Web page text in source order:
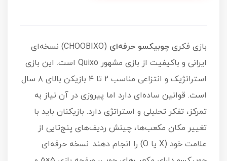
بازی فکری چوبیکسو حرفه‌ای
(CHOOBIXO) نسخه‌ای
ایرانی و باکیفیت از بازی مشهور Quixo است. این بازی
استراتژیک و انتزاعی مناسب ۲ تا ۴ بازیکن بالای ۸ سال
است. قوانین ساده‌ای دارد اما پیروزی در آن نیاز به
تمرکز، تفکر تحلیلی و استراتژی دارد. بازیکنان باید با
تغییر مکان مکعب‌ها، چینش ردیف‌های پنج‌تایی از
علامت خود (X یا O) را انجام دهند. نسخه حرفه‌ای